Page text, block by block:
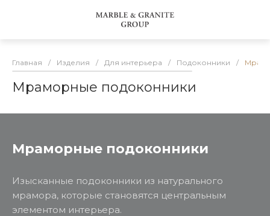
Главная / Изделия / Для интерьера / Подоконники /
Мраморные подоконники
Мраморные подоконники
Изысканные подоконники из натурального
мрамора, которые становятся центральным
элементом интерьера.